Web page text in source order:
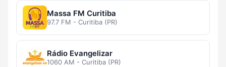
Massa FM Curitiba
97.7 FM - Curitiba (PR)
Rádio Evangelizar
1060 AM - Curitiba (PR)